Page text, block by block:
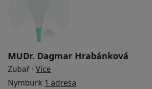
MUDr. Dagmar Hrabánková
Zubař · Více
Nymburk 1 adresa